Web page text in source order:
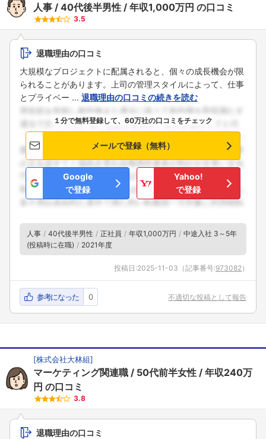
人事 40代後半男性 年収1,000万円 の口コミ
3.5
退職理由の口コミ
大規模なプロジェクトに配属されると、個々の成長機会が限
られることがあります。上司の管理スタイルによって、仕事
とプライベー ... 退職理由の口コミの続きを読む
１分で無料登録して、60万社の口コミをチェック
メールで登録（無料）
Google
で登録
Yahoo!
で登録
人事 40代後半男性 正社員 年収1,000万円
中途入社 3～5年
(投稿時に在職)
2021年度
投稿日:2025-11-03 （記事番号:973082 ）
参考になった 0 不適切な投稿として報告
[株式会社大林組]
マーケティング関連職 50代前半女性
年収240万
円 の口コミ
3.8
退職理由の口コミ